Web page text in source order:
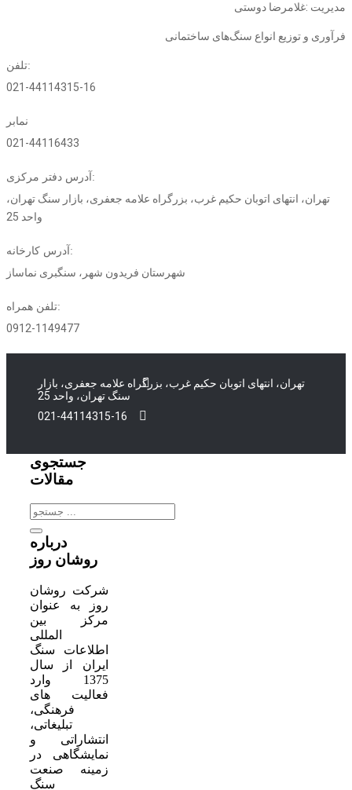
مدیریت :غلامرضا دوستی
فرآوری و توزیع انواع سنگهای ساختمانی
تلفن:
021-44114315-16
نمابر
021-44116433
آدرس دفتر مرکزی:
تهران، انتهای اتوبان حکیم غرب، بزرگراه علامه جعفری، بازار سنگ تهران،
واحد 25
آدرس کارخانه:
شهرستان فریدون شهر، سنگبری نماساز
تلفن همراه:
0912-1149477
تهران، انتهای اتوبان حکیم غرب، بزرگراه علامه جعفری، بازار
سنگ تهران، واحد 25
021-44114315-16
جستجوی
مقالات
جستجو
درباره
روشان روز
شرکت روشان
روز به عنوان
مرکز بین
المللی
اطلاعات سنگ
ایران از سال
1375 وارد
فعالیت های
فرهنگی،
تبلیغاتی،
انتشاراتی و
نمایشگاهی در
زمینه صنعت
سنگ